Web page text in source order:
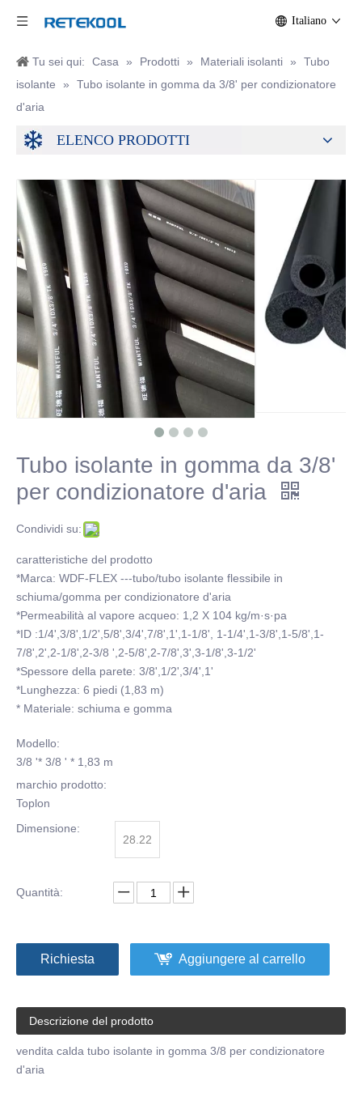
Italiano
Tu sei qui: Casa » Prodotti » Materiali isolanti »
Tubo
isolante
»
Tubo isolante in gomma da 3/8' per condizionatore
d'aria
ELENCO PRODOTTI
Tubo isolante in gomma da 3/8'
per condizionatore d'aria
Condividi su:
caratteristiche del prodotto
*Marca: WDF-FLEX ---tubo/tubo isolante flessibile in
schiuma/gomma per condizionatore d'aria
*Permeabilità al vapore acqueo: 1,2 X 104 kg/m·s·pa
*ID :1/4',3/8',1/2',5/8',3/4',7/8',1',1-1/8', 1-1/4',1-3/8',1-5/8',1-
7/8',2',2-1/8',2-3/8 ',2-5/8',2-7/8',3',3-1/8',3-1/2'
*Spessore della parete: 3/8',1/2',3/4',1'
*Lunghezza: 6 piedi (1,83 m)
* Materiale: schiuma e gomma
Modello:
3/8 '* 3/8 ' * 1,83 m
marchio prodotto:
Toplon
Dimensione:
28.22
Quantità:
Richiesta Aggiungere al carrello
Descrizione del prodotto
vendita calda tubo isolante in gomma 3/8 per condizionatore
d'aria